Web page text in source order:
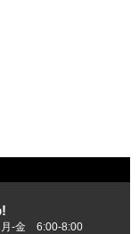
月-金 6:00-8:00